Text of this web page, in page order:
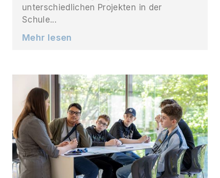
unterschiedlichen Projekten in der
Schule...
Mehr lesen